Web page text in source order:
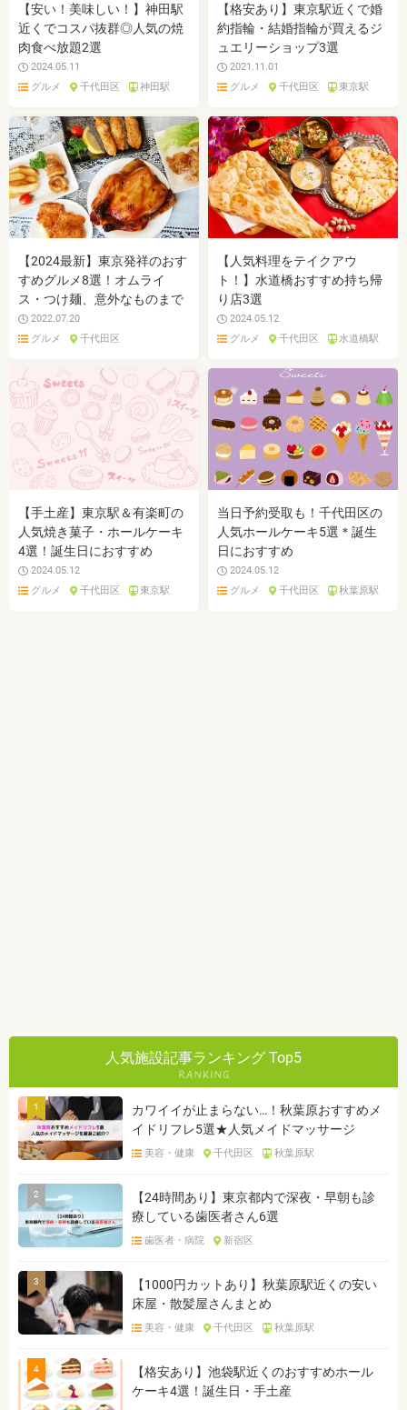
【安い！美味しい！】神田駅
近くでコスパ抜群◎人気の焼
肉食べ放題2選
2024.05.11
グルメ
千代田区 神田駅
【格安あり】東京駅近くで婚
約指輪・結婚指輪が買えるジ
ュエリーショップ3選
2021.11.01
グルメ
千代田区 東京駅
【2024最新】東京発祥のおす
すめグルメ8選！オムライ
ス・つけ麺、意外なものまで
2022.07.20
グルメ
千代田区
【人気料理をテイクアウ
ト！】水道橋おすすめ持ち帰
り店3選
2024.05.12
グルメ
千代田区 水道橋駅
【手土産】東京駅＆有楽町の
人気焼き菓子・ホールケーキ
4選！誕生日におすすめ
2024.05.12
グルメ
千代田区 東京駅
当日予約受取も！千代田区の
人気ホールケーキ5選＊誕生
日におすすめ
2024.05.12
グルメ
千代田区 秋葉原駅
人気施設記事ランキング Top5
1
カワイイが止まらない…！秋葉原おすすめメ
イドリフレ5選★人気メイドマッサージ
美容・健康 千代田区 秋葉原駅
2
【24時間あり】東京都内で深夜・早朝も診
療している歯医者さん6選
歯医者・病院 新宿区
3
【1000円カットあり】秋葉原駅近くの安い
床屋・散髪屋さんまとめ
美容・健康 千代田区 秋葉原駅
4
【格安あり】池袋駅近くのおすすめホール
ケーキ4選！誕生日・手土産